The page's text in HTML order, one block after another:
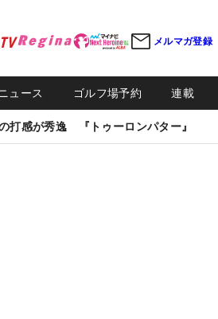
メルマガ登録
ュース ゴルフ場予約 連載
打感が秀逸 『トゥーロンパター』